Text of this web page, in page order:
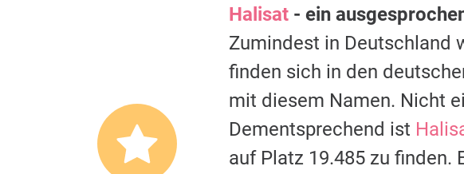
Halisat - ein
Zumindest in Deutschland
finden sich in den
mit diesem Namen. Nicht
Dementsprechend ist
auf Platz 19.485 zu finden.